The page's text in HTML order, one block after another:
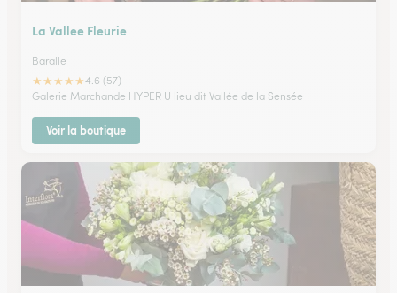
La Vallee Fleurie
Baralle
★★★★★4.6 (57)
Galerie Marchande HYPER U lieu dit Vallée de la Sensée
Voir la boutique